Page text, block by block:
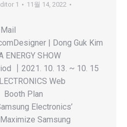
1
11월 14, 2022
| Dong Guk Kim
ENERGY SHOW
┃2021. 10. 13. ~ 10. 15
Web
Booth Plan
Electronics’
Samsung